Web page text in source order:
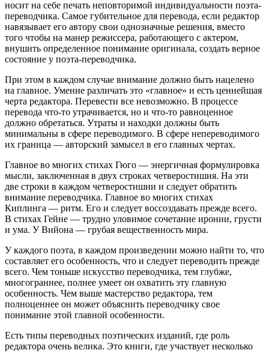
носит на себе печать неповторимой индивидуальности поэта-
переводчика. Самое губительное для перевода, если редактор
навязывает его автору свои однозначные решения, вместо
того чтобы на манер режиссера, работающего с актером,
внушить определенное понимание оригинала, создать верное
состояние у поэта-переводчика.
При этом в каждом случае внимание должно быть нацелено
на главное. Умение различать это «главное» и есть ценнейшая
черта редактора. Перевести все невозможно. В процессе
перевода что-то утрачивается, но и что-то равноценное
должно обретаться. Утраты и находки должны быть
минимальны в сфере переводимого. В сфере непереводимого
их граница — авторский замысел в его главных чертах.
Главное во многих стихах Гюго — энергичная формулировка
мысли, заключенная в двух строках четверостишия. На эти
две строки в каждом четверостишии и следует обратить
внимание переводчика. Главное во многих стихах
Киплинга — ритм. Его и следует воссоздавать прежде всего.
В стихах Гейне — трудно уловимое сочетание иронии, грусти
и ума. У Вийона — грубая вещественность мира.
У каждого поэта, в каждом произведении можно найти то, что
составляет его особенность, что и следует переводить прежде
всего. Чем тоньше искусство переводчика, тем глубже,
многограннее, полнее умеет он охватить эту главную
особенность. Чем выше мастерство редактора, тем
полноценнее он может объяснить переводчику свое
понимание этой главной особенности.
Есть типы переводных поэтических изданий, где роль
редактора очень велика. Это книги, где участвует несколько